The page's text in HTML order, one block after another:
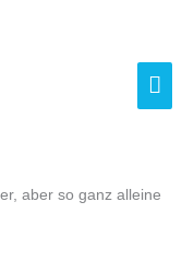
aber so ganz alleine